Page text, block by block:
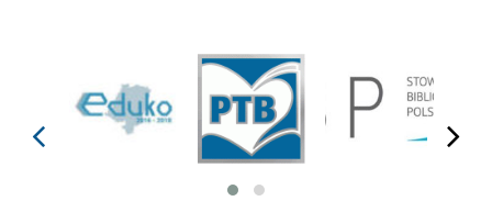
prev next